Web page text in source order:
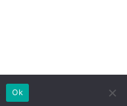
Kapcsolat
Ok